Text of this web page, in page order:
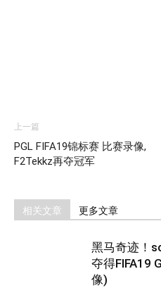
上一篇
PGL FIFA19锦标赛 比赛录像,
F2Tekkz再夺冠军
相关文章 更多文章
黑马奇迹！
夺得FIFA19
像)